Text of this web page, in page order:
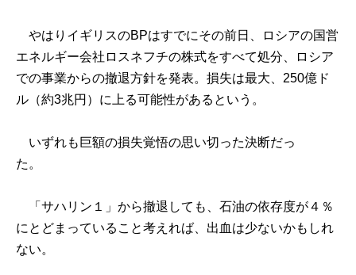
やはりイギリスのBPはすでにその前日、ロシアの国営
エネルギー会社ロスネフチの株式をすべて処分、ロシア
での事業からの撤退方針を発表。損失は最大、250億ド
ル（約3兆円）に上る可能性があるという。
いずれも巨額の損失覚悟の思い切った決断だっ
た。
「サハリン１」から撤退しても、石油の依存度が４％
にとどまっていること考えれば、出血は少ないかもしれ
ない。